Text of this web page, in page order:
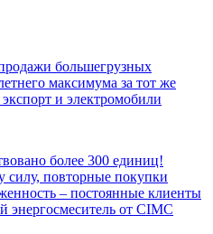
большегрузных
максимума за тот же
и электромобили
более 300 единиц!
силу, повторные покупки
– постоянные клиенты
энергосмеситель от CIMC